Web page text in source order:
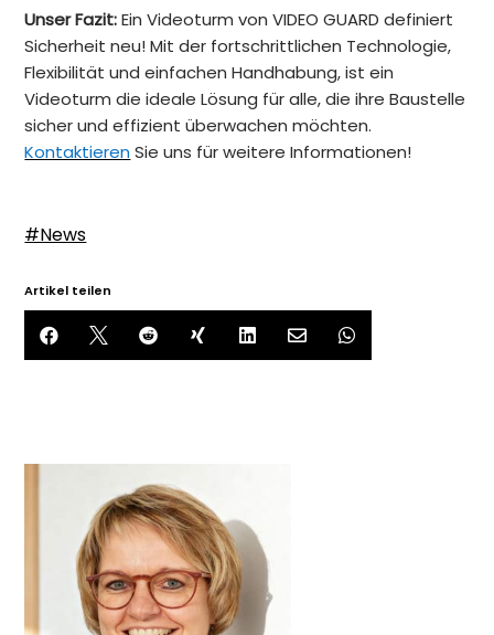
Unser Fazit:Ein Videoturm von VIDEO GUARD definiert
Sicherheit neu! Mit der fortschrittlichen Technologie,
Flexibilität und einfachen Handhabung, ist ein
Videoturm die ideale Lösung für alle, die ihre Baustelle
sicher und effizient überwachen möchten.
Kontaktieren Sie uns für weitere Informationen!
#News
Artikel teilen
      